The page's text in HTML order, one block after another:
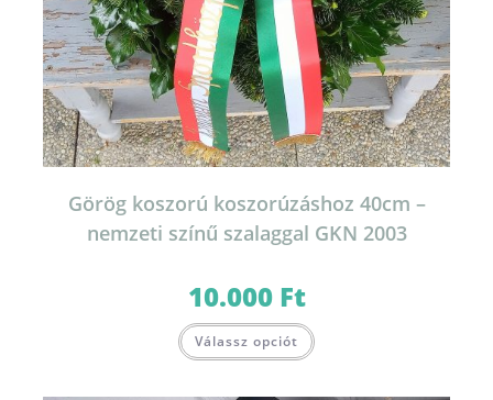
Görög koszorú koszorúzáshoz 40cm –
nemzeti színű szalaggal GKN 2003
10.000 Ft
Válassz opciót